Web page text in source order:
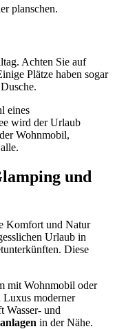
planschen.
Achten Sie auf
Plätze haben sogar
eines
wird der Urlaub
Wohnmobil,
und
Komfort und Natur
Urlaub in
Diese
mit Wohnmobil oder
Luxus moderner
Wasser- und
in der Nähe.